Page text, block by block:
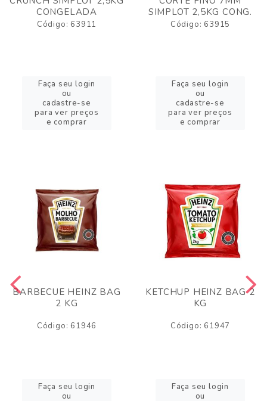
CONGELADA
Código: 63911
Faça seu login
ou
cadastre-se
para ver preços
e comprar
SIMPLOT 2,5KG CONG.
Código: 63915
Faça seu login
ou
cadastre-se
para ver preços
e comprar
BARBECUE HEINZ BAG
2 KG
Código: 61946
Faça seu login
ou
KETCHUP HEINZ BAG 2
KG
Código: 61947
Faça seu login
ou